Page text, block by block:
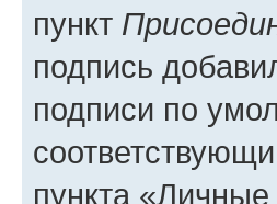
пункт
подпись
подписи по
пункта